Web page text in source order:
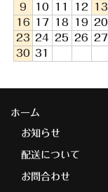
9
10 11 12 13
16
17 18 19 20
23 24 25 26 27
30 31
ホーム
お知らせ
配送について
お問合わせ